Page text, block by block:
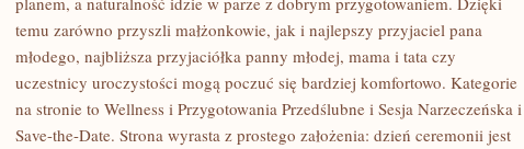
ŚLUBNE
TRENDY
temu zarówno przyszli małżonkowie, jak i najlepszy przyjaciel pana
młodego, najbliższa przyjaciółka panny młodej, mama i tata czy
uczestnicy uroczystości mogą poczuć się bardziej komfortowo. Kategorie
na stronie to Wellness i Przygotowania Przedślubne i Sesja Narzeczeńska i
Save-the-Date. Strona wyrasta z prostego założenia: dzień ceremonii jest